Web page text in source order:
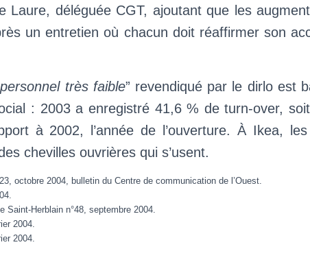
Laure, déléguée CGT, ajoutant que les
un entretien où chacun doit réaffirmer son
très faible” revendiqué par le dirlo est
: 2003 a enregistré 41,6 % de turn-over,
à 2002, l’année de l’ouverture. À Ikea,
chevilles ouvrières qui s’usent.
octobre 2004, bulletin du Centre de communication de l’Ouest.
Saint-Herblain n°48, septembre 2004.
2004.
2004.